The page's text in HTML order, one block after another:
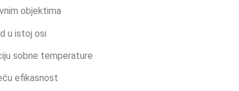
objektima
u istoj osi
sobne temperature
efikasnost